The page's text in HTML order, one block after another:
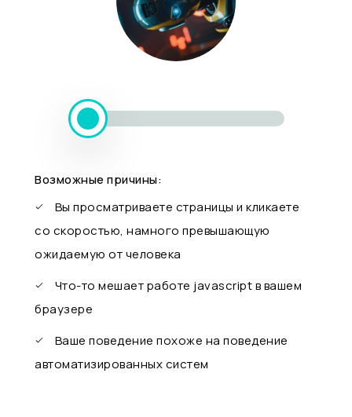
Возможные причины:
Вы просматриваете страницы и кликаете
со скоростью, намного превышающую
ожидаемую от человека
Что-то мешает работе javascript в вашем
браузере
Ваше поведение похоже на поведение
автоматизированных систем